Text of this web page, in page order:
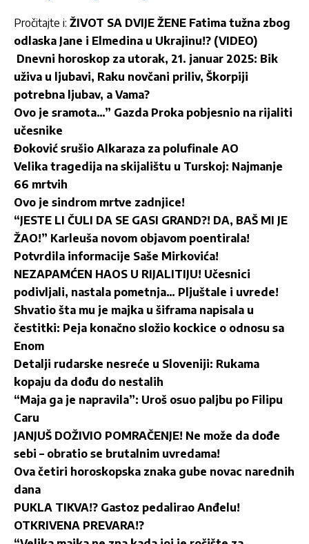
Pročitajte i: ŽIVOT SA DVIJE ŽENE Fatima tužna zbog
odlaska Jane i Elmedina u Ukrajinu!? (VIDEO)
Dnevni horoskop za utorak, 21. januar 2025: Bik
uživa u ljubavi, Raku novčani priliv, Škorpiji
potrebna ljubav, a Vama?
Ovo je sramota…” Gazda Proka pobjesnio na rijaliti
učesnike
Đoković srušio Alkaraza za polufinale AO
Velika tragedija na skijalištu u Turskoj: Najmanje
66 mrtvih
Ovo je sindrom mrtve zadnjice!
“JESTE LI ČULI DA SE GASI GRAND?! DA, BAŠ MI JE
ŽAO!” Karleuša novom objavom poentirala!
Potvrdila informacije Saše Mirkovića!
NEZAPAMĆEN HAOS U RIJALITIJU! Učesnici
podivljali, nastala pometnja… Pljuštale i uvrede!
Shvatio šta mu je majka u šiframa napisala u
čestitki: Peja konačno složio kockice o odnosu sa
Enom
Detalji rudarske nesreće u Sloveniji: Rukama
kopaju da dođu do nestalih
“Maja ga je napravila”: Uroš osuo paljbu po Filipu
Caru
JANJUŠ DOŽIVIO POMRAČENJE! Ne može da dođe
sebi – obratio se brutalnim uvredama!
Ova četiri horoskopska znaka gube novac narednih
dana
PUKLA TIKVA!? Gastoz pedalirao Anđelu!
OTKRIVENA PREVARA!?